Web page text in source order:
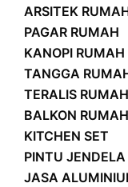
ARSITEK
PAGAR RUMAH
KANOPI RUMAH
TANGGA
TERALIS RUMAH
BALKON RUMAH
KITCHEN SET
PINTU JENDELA
JASA